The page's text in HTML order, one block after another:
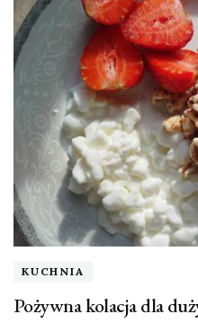
KUCHNIA
Pożywna kolacja dla